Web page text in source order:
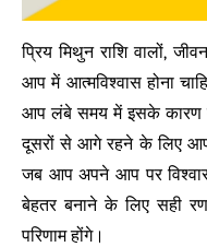
प्रिय मिथुन राशि वालों,
आप में आत्मविश्वास होना
आप लंबे समय में इसके कारण
दूसरों से आगे रहने के लिए
जब आप अपने आप पर
बेहतर बनाने के लिए सही
परिणाम होंगे।